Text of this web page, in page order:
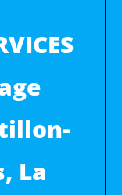
La